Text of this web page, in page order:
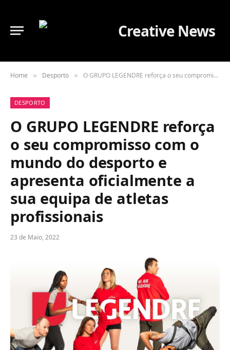
Home » Desporto » O GRUPO LEGENDRE reforça o seu compromisso com o mundo do desporto e apresenta oficialmente a sua equipa de atletas profissionais
DESPORTO
O GRUPO LEGENDRE reforça
o seu compromisso com o
mundo do desporto e
apresenta oficialmente a
sua equipa de atletas
profissionais
23 de Maio, 2022